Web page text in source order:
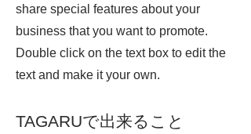
share special features about your
business that you want to promote.
Double click on the text box to edit the
text and make it your own.
TAGARUで出来ること